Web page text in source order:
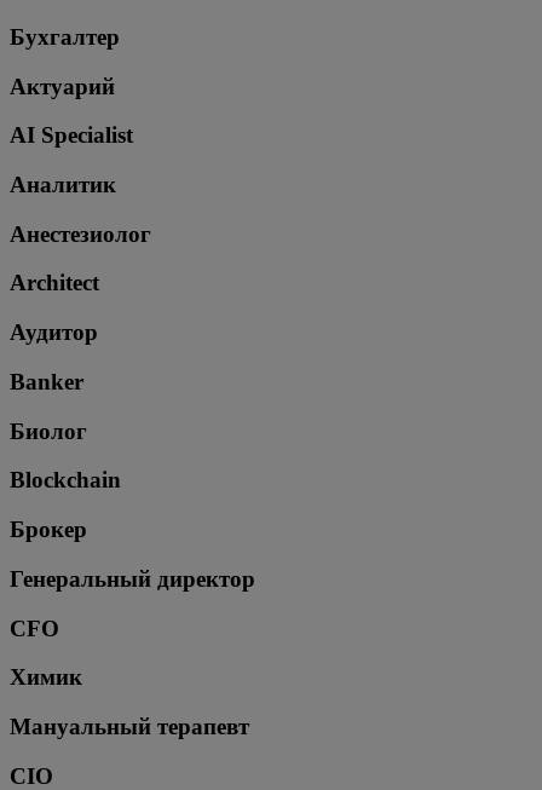
Бухгалтер
Актуарий
AI Specialist
Аналитик
Анестезиолог
Architect
Аудитор
Banker
Биолог
Blockchain
Брокер
Генеральный директор
CFO
Химик
Мануальный терапевт
CIO